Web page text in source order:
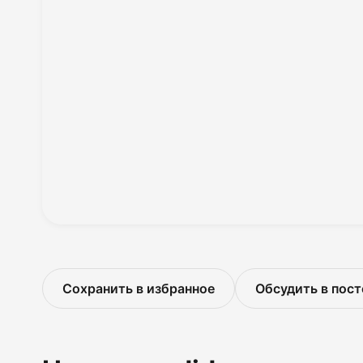
Сохранить в избранное Обсудить в